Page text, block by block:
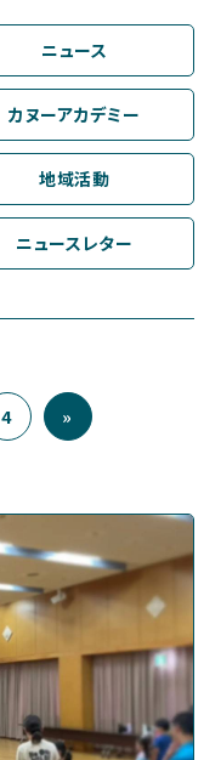
ニュース
カヌーアカデミー
地域活動
ニュースレター
4 »